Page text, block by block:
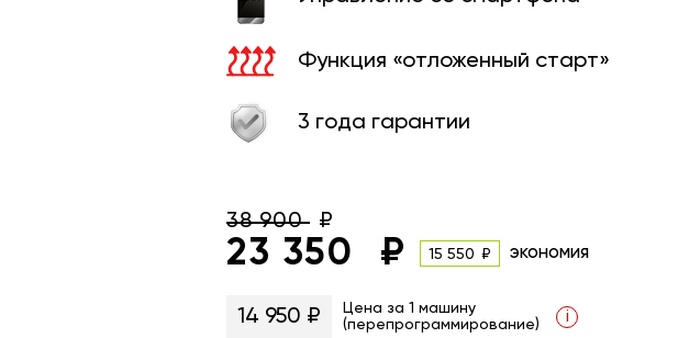
Функция «отложенный старт»
3 года гарантии
38 900
23 350 15 550 экономия
14 950 ₽
Цена за 1 машину
(перепрограммирование)
i